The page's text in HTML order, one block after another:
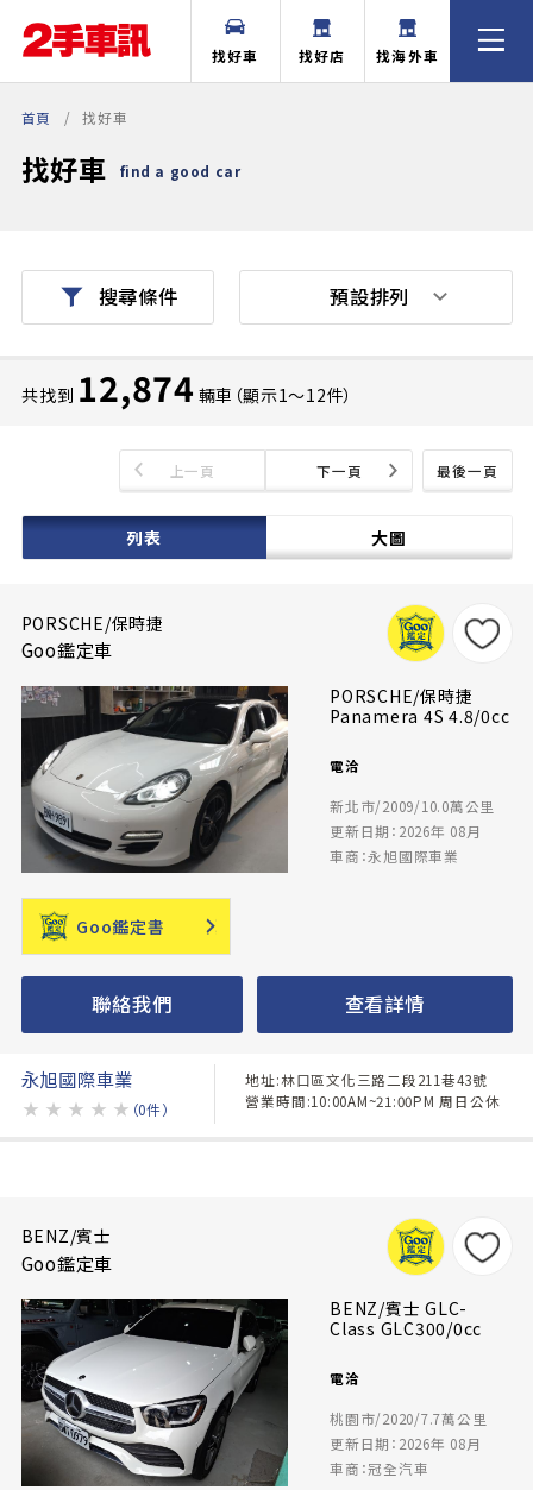
找好車 找好店 找海外車
首頁 找好車
找好車 find a good car
搜尋條件
共找到 12,874 輛車（顯示1〜12件）
最後一頁
上一頁 下一頁
列表 大圖
預設排列
PORSCHE/保時捷
Goo鑑定車
PORSCHE/保時捷
Panamera 4S 4.8/0cc
電洽
新北市/2009/10.0萬公里
更新日期：2026年 08月
車商：永旭國際車業
Goo鑑定書
聯絡我們 查看詳情
永旭國際車業
★ ★ ★ ★ ★ （0件）
地址:林口區文化三路二段211巷43號
營業時間:10:00AM~21:00PM 周日公休
BENZ/賓士
Goo鑑定車
BENZ/賓士 GLC-
Class GLC300/0cc
電洽
桃園市/2020/7.7萬公里
更新日期：2026年 08月
車商：冠全汽車